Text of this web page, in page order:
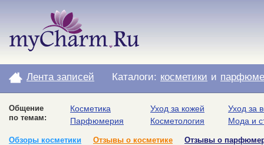
Лента записей Каталоги: косметики и
Общение
по темам:
Косметика
Парфюмерия
Уход за кожей
Косметология
Уход за
Мода и
Обзоры косметики Отзывы о косметике Отзывы о